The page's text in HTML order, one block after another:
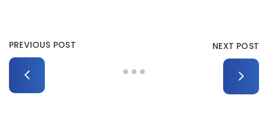
PREVIOUS POST NEXT POST